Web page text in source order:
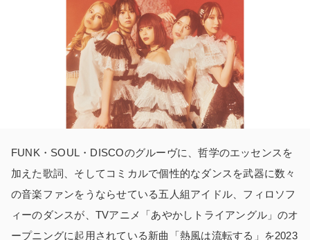
FUNK・SOUL・DISCOのグルーヴに、哲学のエッセンスを
加えた歌詞、そしてコミカルで個性的なダンスを武器に数々
の音楽ファンをうならせている五人組アイドル、フィロソフ
ィーのダンスが、TVアニメ「あやかしトライアングル」のオ
ープニングに起用されている新曲「熱風は流転する」を2023